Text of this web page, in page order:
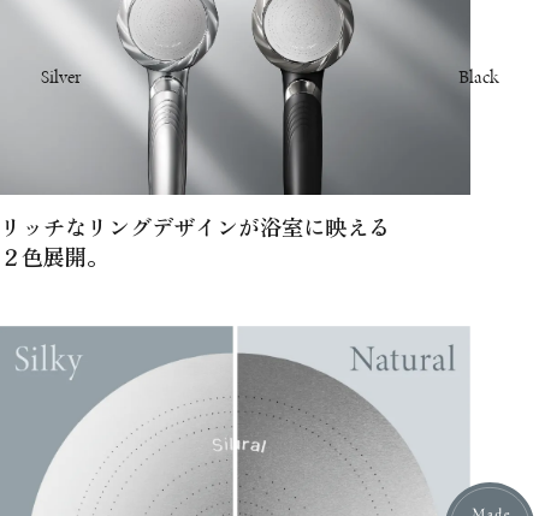
Silver Black
リッチなリングデザインが浴室に映える
２色展開。